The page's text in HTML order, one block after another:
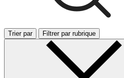
Trier par Filtrer par rubrique